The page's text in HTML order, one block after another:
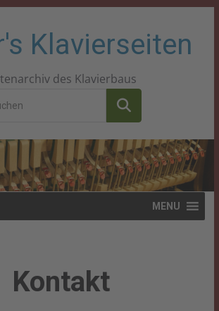
Klavierseiten
des Klavierbaus
MENU
Kontakt